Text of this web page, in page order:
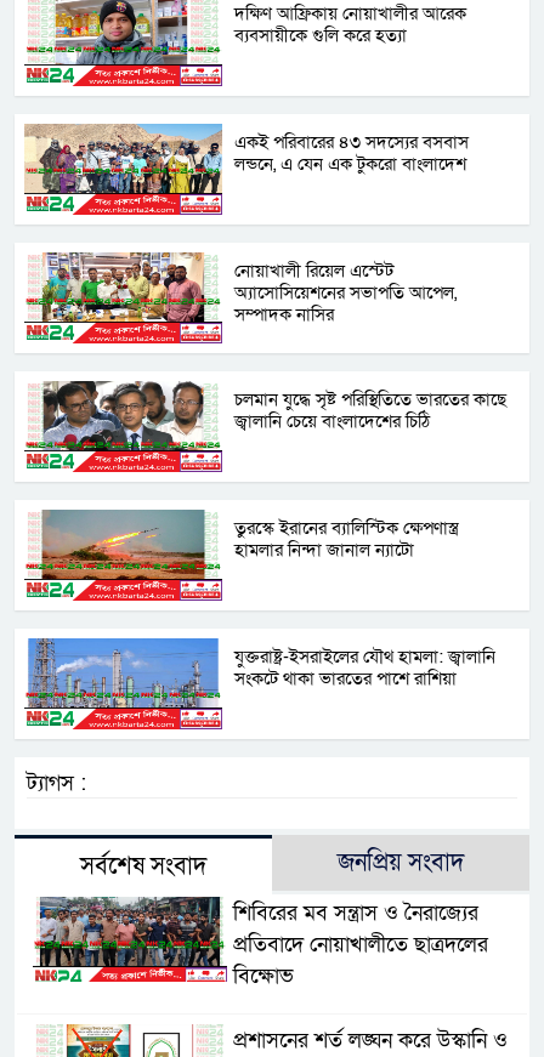
দক্ষিণ আফ্রিকায় নোয়াখালীর আরেক
ব্যবসায়ীকে গুলি করে হত্যা
একই পরিবারের ৪৩ সদস্যের বসবাস
লন্ডনে, এ যেন এক টুকরো বাংলাদেশ
নোয়াখালী রিয়েল এস্টেট
অ্যাসোসিয়েশনের সভাপতি আপেল,
সম্পাদক নাসির
চলমান যুদ্ধে সৃষ্ট পরিস্থিতিতে ভারতের কাছে
জ্বালানি চেয়ে বাংলাদেশের চিঠি
তুরস্কে ইরানের ব্যালিস্টিক ক্ষেপণাস্ত্র
হামলার নিন্দা জানাল ন্যাটো
যুক্তরাষ্ট্র-ইসরাইলের যৌথ হামলা: জ্বালানি
সংকটে থাকা ভারতের পাশে রাশিয়া
ট্যাগস :
সর্বশেষ সংবাদ জনপ্রিয় সংবাদ
শিবিরের মব সন্ত্রাস ও নৈরাজ্যের
প্রতিবাদে নোয়াখালীতে ছাত্রদলের
বিক্ষোভ
প্রশাসনের শর্ত লঙ্ঘন করে উস্কানি ও